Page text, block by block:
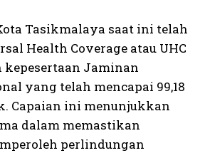
Tasikmalaya saat ini telah
Health Coverage atau UHC
kepesertaan Jaminan
yang telah mencapai 99,18
Capaian ini menunjukkan
dalam memastikan
perlindungan